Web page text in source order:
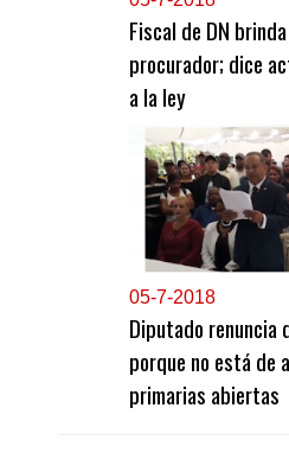
Fiscal de DN
procurador; dice
a la ley
05-7-2018
Diputado renuncia
porque no está de
primarias abiertas